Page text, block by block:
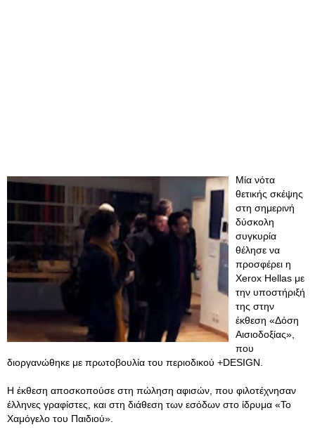
Μία νότα
θετικής σκέψης
στη σημερινή
δύσκολη
συγκυρία
θέλησε να
προσφέρει η
Xerox Hellas με
την υποστήριξή
της στην
έκθεση «Δόση
Αισιοδοξίας»,
που
διοργανώθηκε με πρωτοβουλία του περιοδικού +DESIGN.
Η έκθεση αποσκοπούσε στη πώληση αφισών, που φιλοτέχνησαν
έλληνες γραφίστες, και στη διάθεση των εσόδων στο ίδρυμα «Το
Χαμόγελο του Παιδιού».